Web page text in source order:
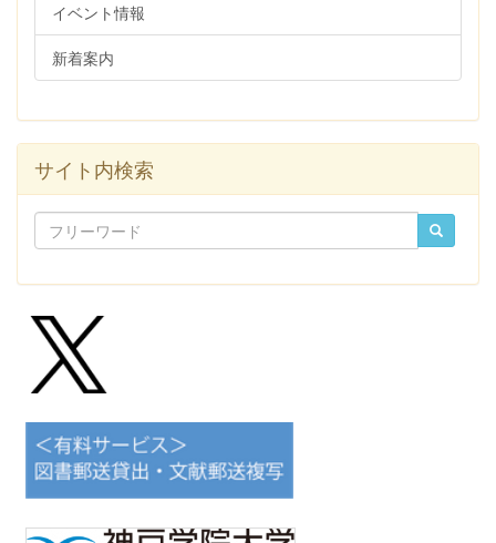
イベント情報
新着案内
サイト内検索